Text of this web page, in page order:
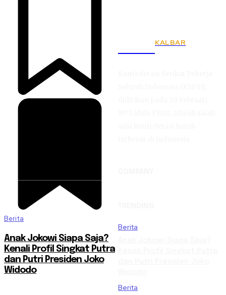
Berita
Anak Jokowi Siapa Saja?
Kenali Profil Singkat Putra
dan Putri Presiden Joko
Widodo
KALBAR
Berita
Berita